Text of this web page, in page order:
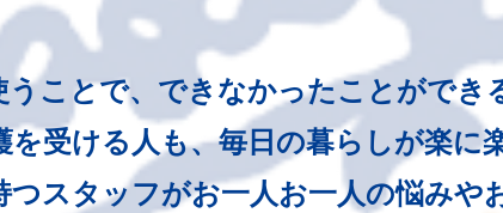
うことで、できなかったことができ
を受ける人も、毎日の暮らしが楽に
スタッフがお一人お一人の悩みや